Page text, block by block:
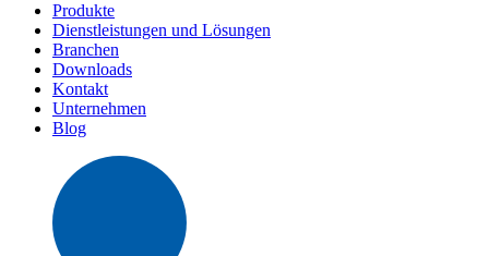
Produkte
Dienstleistungen und Lösungen
Branchen
Downloads
Kontakt
Unternehmen
Blog